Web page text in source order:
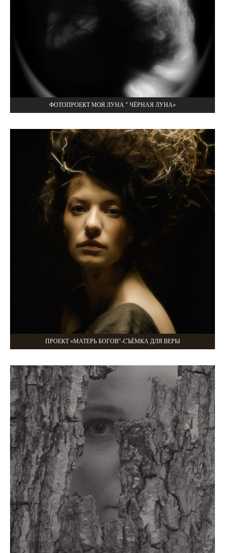
ФОТОПРОЕКТ МОЯ ЛУНА " ЧЁРНАЯ ЛУНА»
ПРОЕКТ «МАТЕРЬ БОГОВ"-СЪЁМКА ДЛЯ ВЕРЫ